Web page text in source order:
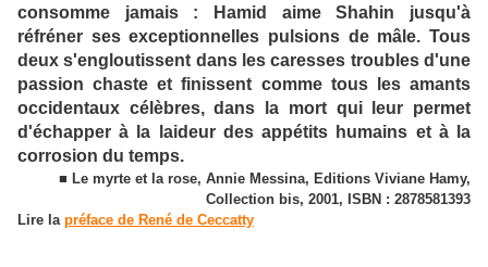
consomme jamais : Hamid aime Shahin jusqu'à
réfréner ses exceptionnelles pulsions de mâle. Tous
deux s'engloutissent dans les caresses troubles d'une
passion chaste et finissent comme tous les amants
occidentaux célèbres, dans la mort qui leur permet
d'échapper à la laideur des appétits humains et à la
corrosion du temps.
■ Le myrte et la rose, Annie Messina, Editions Viviane Hamy,
Collection bis, 2001, ISBN : 2878581393
Lire la préface de René de Ceccatty